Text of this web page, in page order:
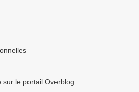
sur le portail Overblog